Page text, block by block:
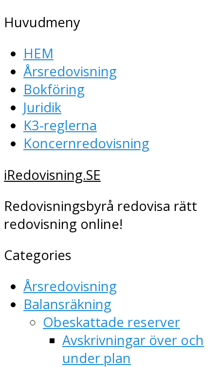
Huvudmeny
HEM
Årsredovisning
Bokföring
Juridik
K3-reglerna
Koncernredovisning
iRedovisning.SE
Redovisningsbyrå redovisa rätt
redovisning online!
Categories
Årsredovisning
Balansräkning
Obeskattade reserver
Avskrivningar över och
under plan